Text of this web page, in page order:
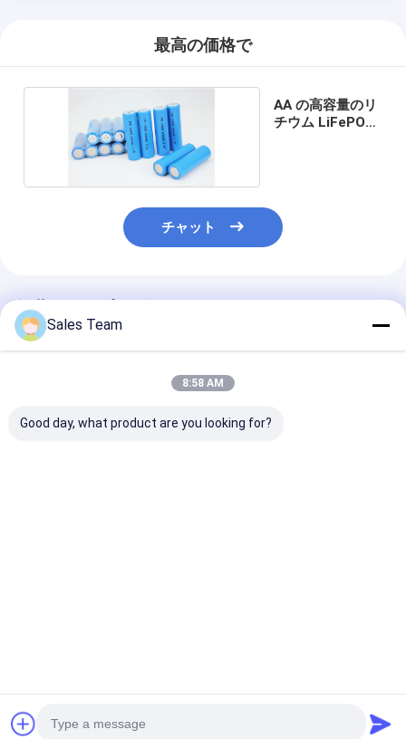
nimh バッテリ パック
リチウム イオン電池パック
充電式懐中電灯バッテリー
緊急時の照明電池
李Socl2電池
最高の価格で
AA の高容量のリ
チウム LiFePO4
チャット
推薦されたプロダクト
Sales Team
8:58 AM
Good day, what product are you looking for?